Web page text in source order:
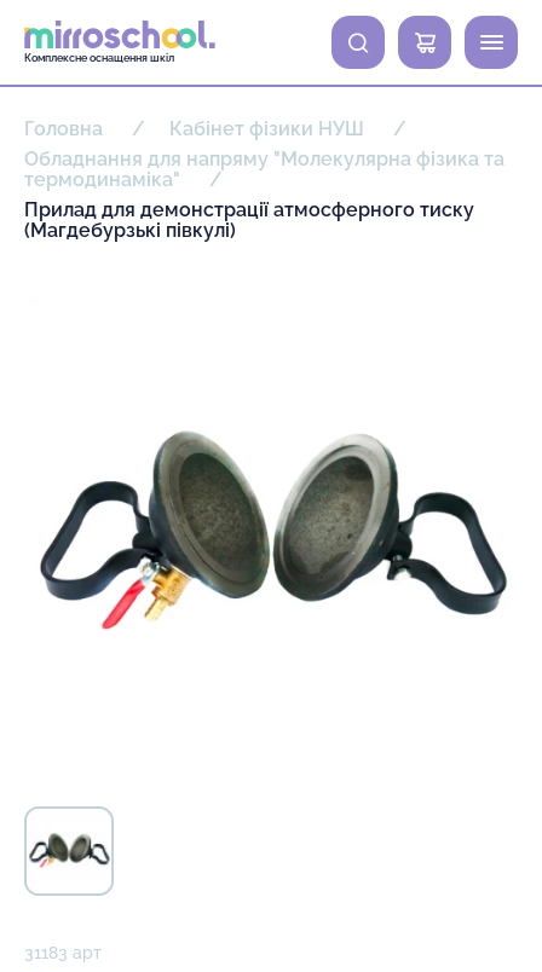
Комплексне оснащення шкіл
0
Головна
Кабінет фізики НУШ
Обладнання для напряму "Молекулярна фізика та
термодинаміка"
Прилад для демонстрації атмосферного тиску
(Магдебурзькі півкулі)
31183 арт